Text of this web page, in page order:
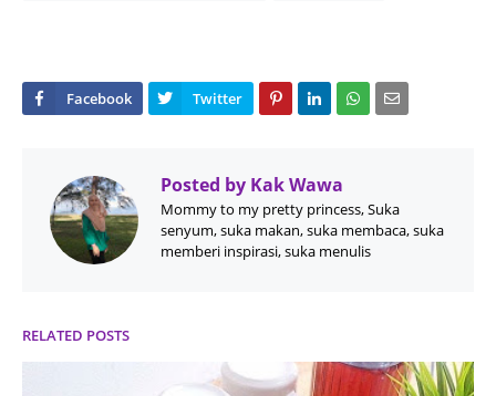
Posted by Kak Wawa
Mommy to my pretty princess, Suka
senyum, suka makan, suka membaca, suka
memberi inspirasi, suka menulis
RELATED POSTS